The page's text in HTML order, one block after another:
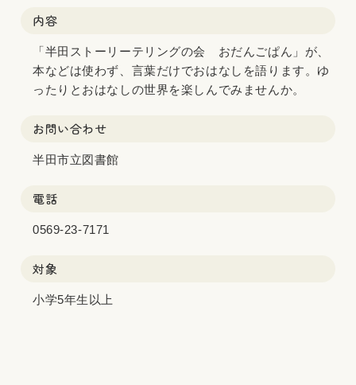
内容
「半田ストーリーテリングの会 おだんごぱん」が、
本などは使わず、言葉だけでおはなしを語ります。ゆ
ったりとおはなしの世界を楽しんでみませんか。
お問い合わせ
半田市立図書館
電話
0569-23-7171
対象
小学5年生以上